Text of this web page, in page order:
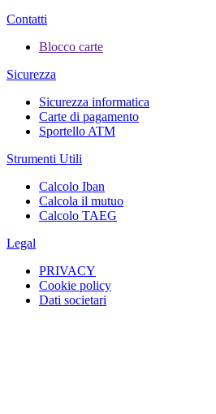
Contatti
Blocco carte
Sicurezza
Sicurezza informatica
Carte di pagamento
Sportello ATM
Strumenti Utili
Calcolo Iban
Calcola il mutuo
Calcolo TAEG
Legal
PRIVACY
Cookie policy
Dati societari